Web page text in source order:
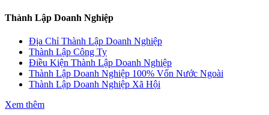
Thành Lập Doanh Nghiệp
Địa Chỉ Thành Lập Doanh Nghiệp
Thành Lập Công Ty
Điều Kiện Thành Lập Doanh Nghiệp
Thành Lập Doanh Nghiệp 100% Vốn Nước Ngoài
Thành Lập Doanh Nghiệp Xã Hội
Xem thêm